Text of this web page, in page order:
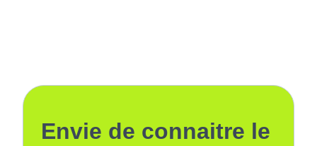
Envie de connaitre le